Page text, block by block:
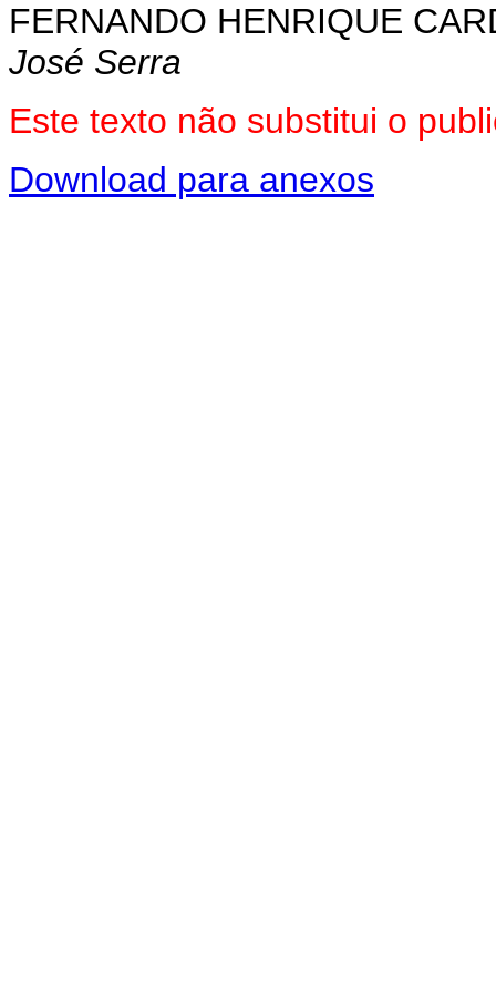
FERNANDO HENRIQUE
José Serra
Este texto não substitui o
Download para anexos